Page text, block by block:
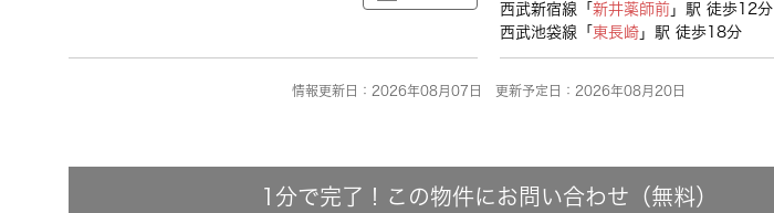
西武新宿線「 新井薬師前 」駅 徒歩12分
西武池袋線「 東長崎 」駅 徒歩18分
情報更新日：2026年08月07日 更新予定日：2026年08月20日
1分で完了！この物件にお問い合わせ（無料）